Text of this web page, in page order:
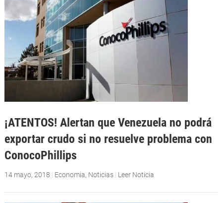
¡ATENTOS! Alertan que Venezuela no podrá
exportar crudo si no resuelve problema con
ConocoPhillips
14 mayo, 2018 | Economia, Noticias | Leer Noticia